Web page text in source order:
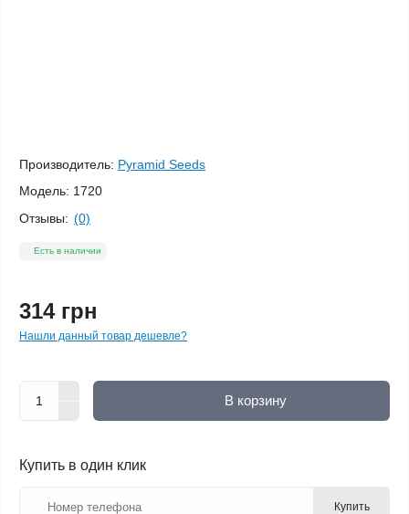
Производитель: Pyramid Seeds
Модель: 1720
Отзывы: (0)
Есть в наличии
314 грн
Нашли данный товар дешевле?
В корзину
Купить в один клик
Купить